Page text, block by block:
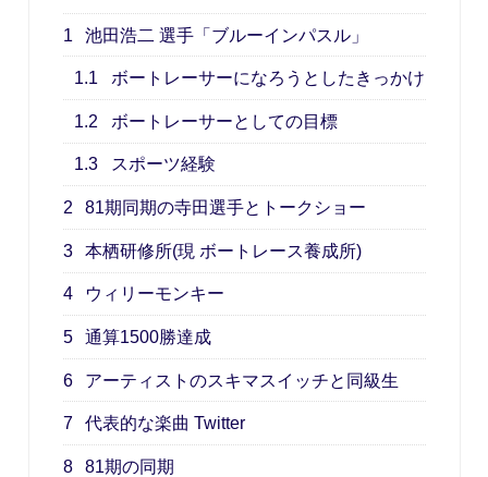
1 池田浩二 選手「ブルーインパスル」
1.1 ボートレーサーになろうとしたきっかけ
1.2 ボートレーサーとしての目標
1.3 スポーツ経験
2 81期同期の寺田選手とトークショー
3 本栖研修所(現 ボートレース養成所)
4 ウィリーモンキー
5 通算1500勝達成
6 アーティストのスキマスイッチと同級生
7 代表的な楽曲 Twitter
8 81期の同期